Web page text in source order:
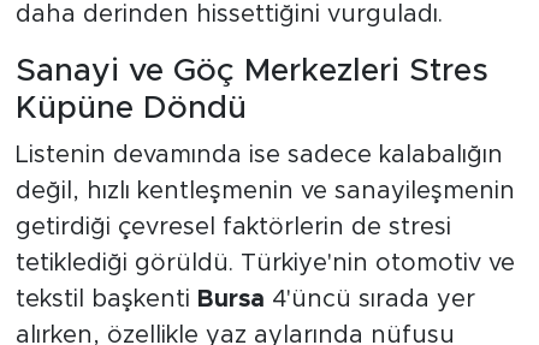
daha derinden hissettiğini vurguladı.
Sanayi ve Göç Merkezleri Stres
Küpüne Döndü
Listenin devamında ise sadece kalabalığın
değil, hızlı kentleşmenin ve sanayileşmenin
getirdiği çevresel faktörlerin de stresi
tetiklediği görüldü. Türkiye'nin otomotiv ve
tekstil başkenti Bursa 4'üncü sırada yer
alırken, özellikle yaz aylarında nüfusu